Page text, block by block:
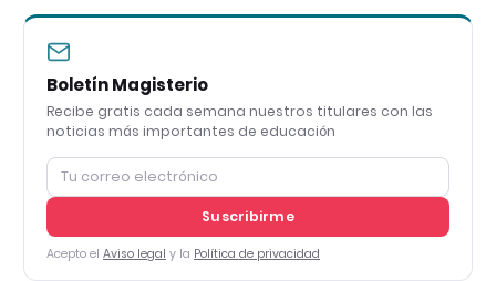
Boletín Magisterio
Recibe gratis cada semana nuestros titulares con las
noticias más importantes de educación
Suscribirme
Acepto el Aviso legal y la Política de privacidad